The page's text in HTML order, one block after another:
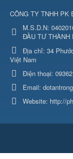
CÔNG TY TNHH PK
M.S.D.N:
ĐẦU TƯ THÀNH
Địa chỉ: 34
Việt Nam
Điện thoại:
Email:
Website: http://